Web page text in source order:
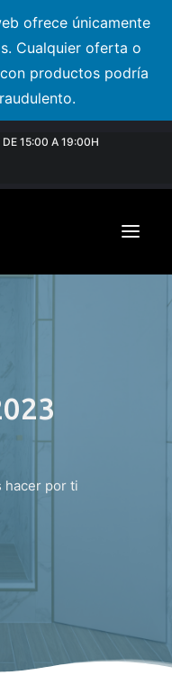
ofrece únicamente
Cualquier oferta o
productos podría
DE 15:00 A 19:00H
hacer por ti